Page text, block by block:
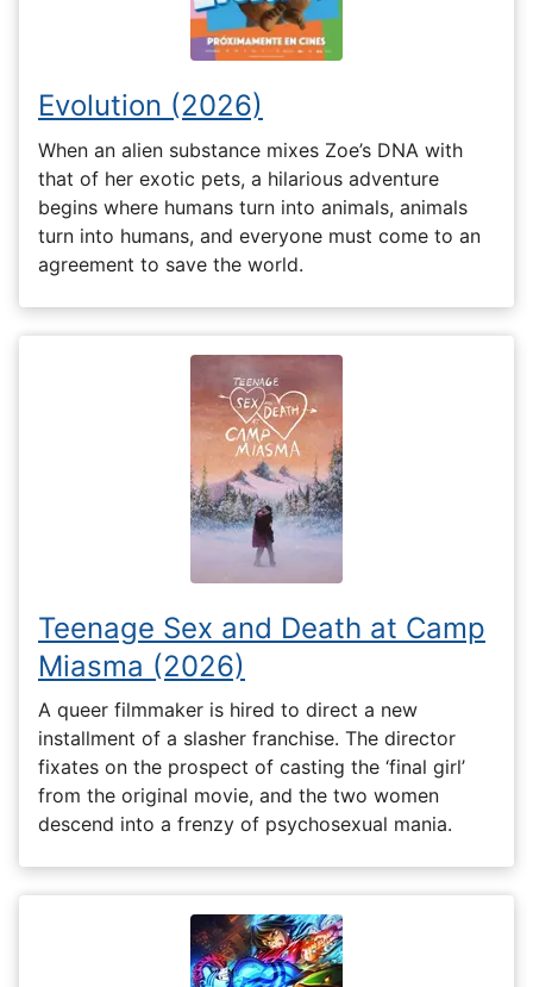
Evolution (2026)
When an alien substance mixes Zoe’s DNA with
that of her exotic pets, a hilarious adventure
begins where humans turn into animals, animals
turn into humans, and everyone must come to an
agreement to save the world.
Teenage Sex and Death at Camp
Miasma (2026)
A queer filmmaker is hired to direct a new
installment of a slasher franchise. The director
fixates on the prospect of casting the ‘final girl’
from the original movie, and the two women
descend into a frenzy of psychosexual mania.